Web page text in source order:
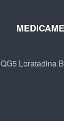
QG5 Loratadina